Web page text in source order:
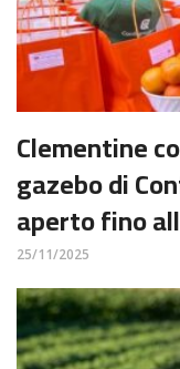
Clementine
gazebo di
aperto fino
25/11/2025